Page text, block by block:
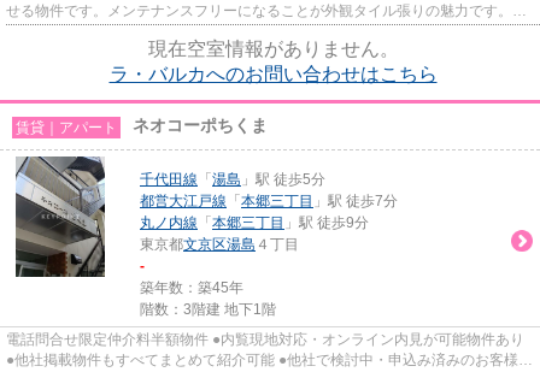
せる物件です。メンテナンスフリーになることが外観タイル張りの魅力です。多
現在空室情報がありません。
ラ・バルカへのお問い合わせはこちら
賃貸｜アパート ネオコーポちくま
千代田線 「 湯島 」駅 徒歩5分
都営大江戸線 「 本郷三丁目 」駅 徒歩7分
丸ノ内線 「 本郷三丁目 」駅 徒歩9分
東京都文京区湯島 ４丁目
-
築年数：築45年
階数：3階建 地下1階
電話問合せ限定仲介料半額物件 ●内覧現地対応・オンライン内見が可能物件あり
●他社掲載物件もすべてまとめて紹介可能 ●他社で検討中・申込み済みのお客様、